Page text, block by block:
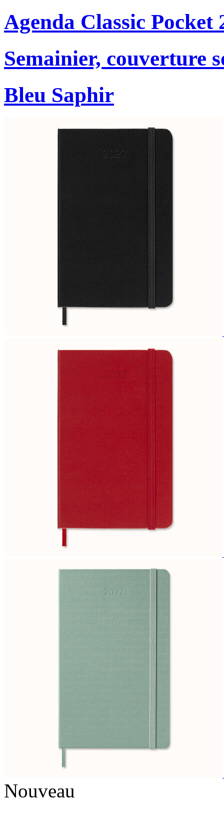
Agenda Classic Pocket
Semainier, couverture
Bleu Saphir
Nouveau